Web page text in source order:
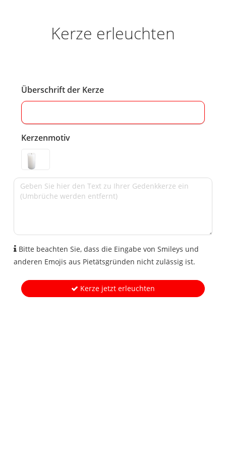
Kerze erleuchten
Überschrift der Kerze
Kerzenmotiv
Bitte beachten Sie, dass die Eingabe von Smileys und
anderen Emojis aus Pietätsgründen nicht zulässig ist.
Kerze jetzt erleuchten